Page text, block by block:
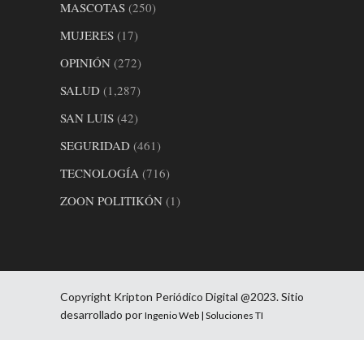
MASCOTAS (250)
MUJERES (17)
OPINIÓN (272)
SALUD (1,287)
SAN LUIS (42)
SEGURIDAD (461)
TECNOLOGÍA (716)
ZOON POLITIKÓN (1)
Copyright Kripton Periódico Digital @2023. Sitio
desarrollado por Ingenio Web | Soluciones TI